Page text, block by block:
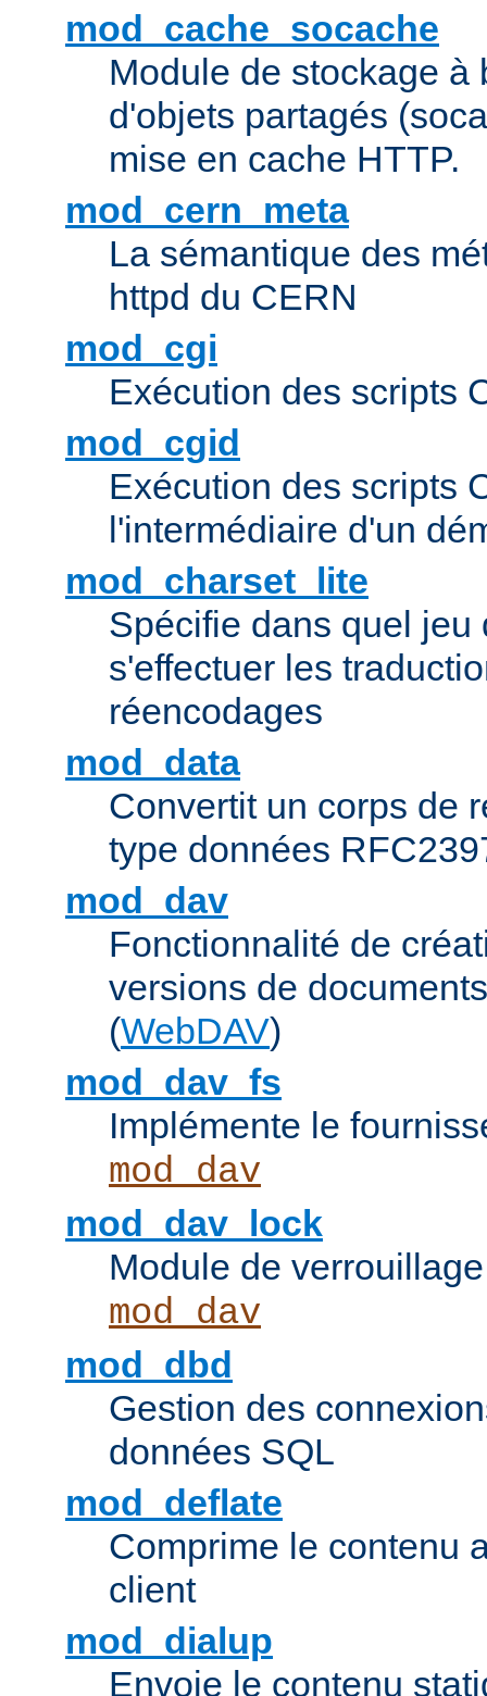
mod_cache_socache
Module de stockage à
d'objets partagés
mise en cache HTTP.
mod_cern_meta
La sémantique des
httpd du CERN
mod_cgi
Exécution des scripts
mod_cgid
Exécution des scripts
l'intermédiaire d'un
mod_charset_lite
Spécifie dans quel jeu
s'effectuer les
réencodages
mod_data
Convertit un corps de
type données
mod_dav
Fonctionnalité de
versions de
(WebDAV)
mod_dav_fs
Implémente le
mod_dav
mod_dav_lock
Module de
mod_dav
mod_dbd
Gestion des
données SQL
mod_deflate
Comprime le contenu
client
mod_dialup
Envoie le contenu